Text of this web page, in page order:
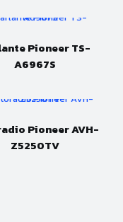
Pioneer TS-
A6967S
Pioneer AVH-
Z5250TV